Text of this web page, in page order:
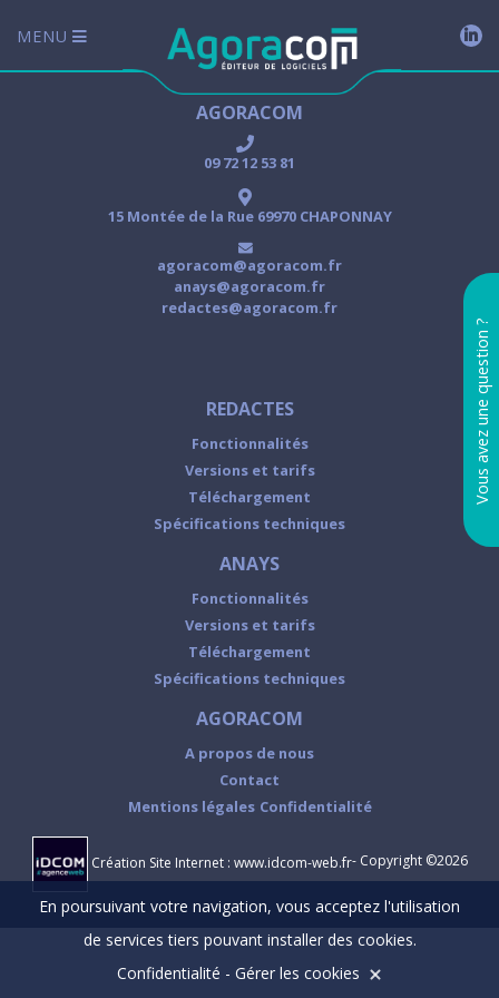
MENU
Vous avez une question ?
AGORACOM
09 72 12 53 81
15 Montée de la Rue 69970 CHAPONNAY
agoracom@agoracom.fr
anays@agoracom.fr
redactes@agoracom.fr
REDACTES
Fonctionnalités
Versions et tarifs
Téléchargement
Spécifications techniques
ANAYS
Fonctionnalités
Versions et tarifs
Téléchargement
Spécifications techniques
AGORACOM
A propos de nous
Contact
Mentions légales Confidentialité
Création Site Internet : www.idcom-web.fr- Copyright ©2026
En poursuivant votre navigation, vous acceptez l'utilisation
de services tiers pouvant installer des cookies.
Confidentialité -Gérer les cookies